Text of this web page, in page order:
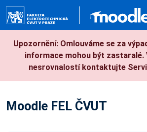
Upozornění: Omlouváme se za
informace mohou být zastaralé.
nesrovnalostí kontaktujte
Moodle FEL ČVUT